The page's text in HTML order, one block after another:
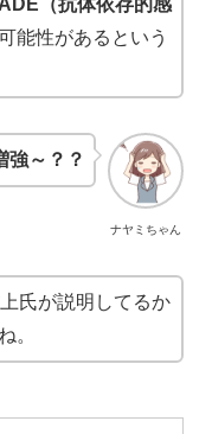
（抗体依存的感
能性があるという
ナヤミちゃん
強～？？
氏が説明してるか
。